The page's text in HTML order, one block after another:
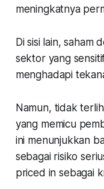
meningkatnya
Di sisi lain, saham
sektor yang
menghadapi
Namun, tidak
yang memicu
ini menunjukkan
sebagai risiko
priced insebagai